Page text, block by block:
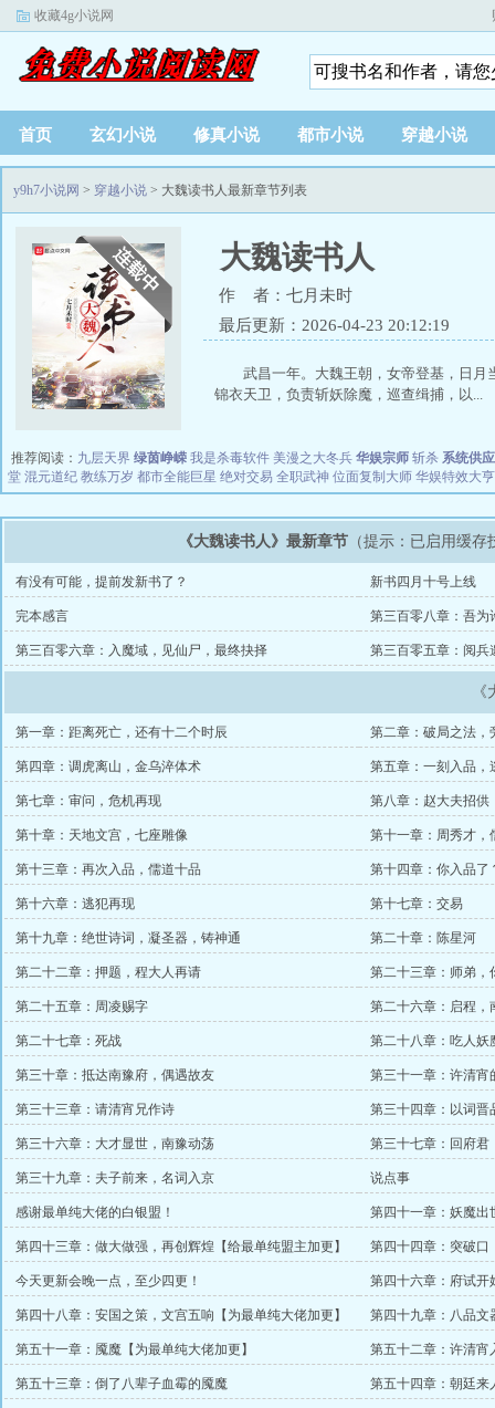
收藏4g小说网
首页 玄幻小说 修真小说 都市小说 穿越小说
y9h7小说网 > 穿越小说 > 大魏读书人最新章节列表
大魏读书人
作 者：七月未时
最后更新：2026-04-23 20:12:19
武昌一年。大魏王朝，女帝登基，日
锦衣天卫，负责斩妖除魔，巡查缉捕，以...
推荐阅读： 九层天界 绿茵峥嵘 我是杀毒软件 美漫之大冬兵 华娱宗师 斩杀 系统供
堂 混元道纪 教练万岁 都市全能巨星 绝对交易 全职武神 位面复制大师 华娱特效大亨
《大魏读书人》最新章节 （提示：已启用缓
有没有可能，提前发新书了？ 新书四月十号上线
完本感言
第三百零八章：吾为
圣临世【大结局】
第三百零六章：入魔域，见仙尸，最终抉择 第三百零五章：阅兵
第一章：距离死亡，还有十二个时辰 第二章：破局之法，
第四章：调虎离山，金乌淬体术 第五章：一刻入品，
第七章：审问，危机再现 第八章：赵大夫招供
第十章：天地文宫，七座雕像 第十一章：周秀才，
第十三章：再次入品，儒道十品 第十四章：你入品了
第十六章：逃犯再现 第十七章：交易
第十九章：绝世诗词，凝圣器，铸神通 第二十章：陈星河
第二十二章：押题，程大人再请 第二十三章：师弟，
第二十五章：周凌赐字 第二十六章：启程，
第二十七章：死战 第二十八章：吃人妖
第三十章：抵达南豫府，偶遇故友 第三十一章：许清宵
第三十三章：请清宵兄作诗 第三十四章：以词晋
第三十六章：大才显世，南豫动荡 第三十七章：回府君
第三十九章：夫子前来，名词入京 说点事
感谢最单纯大佬的白银盟！ 第四十一章：妖魔出
第四十三章：做大做强，再创辉煌【给最单纯盟主加更】 第四十四章：突破口
今天更新会晚一点，至少四更！ 第四十六章：府试开
第四十八章：安国之策，文宫五响【为最单纯大佬加更】 第四十九章：八品文
第五十一章：魇魔【为最单纯大佬加更】 第五十二章：许清宵
第五十三章：倒了八辈子血霉的魇魔 第五十四章：朝廷来